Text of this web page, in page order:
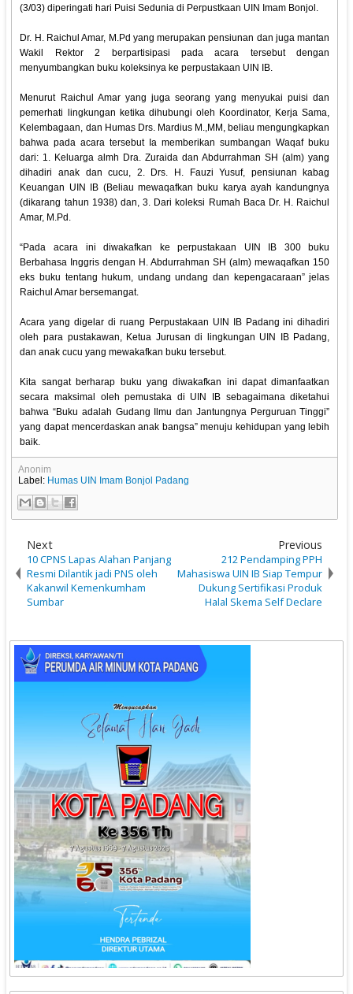
(3/03) diperingati hari Puisi Sedunia di Perpustkaan UIN Imam Bonjol.
Dr. H. Raichul Amar, M.Pd yang merupakan pensiunan dan juga mantan
Wakil Rektor 2 berpartisipasi pada acara tersebut dengan
menyumbangkan buku koleksinya ke perpustakaan UIN IB.
Menurut Raichul Amar yang juga seorang yang menyukai puisi dan
pemerhati lingkungan ketika dihubungi oleh Koordinator, Kerja Sama,
Kelembagaan, dan Humas Drs. Mardius M.,MM, beliau mengungkapkan
bahwa pada acara tersebut Ia memberikan sumbangan Waqaf buku
dari: 1. Keluarga almh Dra. Zuraida dan Abdurrahman SH (alm) yang
dihadiri anak dan cucu, 2. Drs. H. Fauzi Yusuf, pensiunan kabag
Keuangan UIN IB (Beliau mewaqafkan buku karya ayah kandungnya
(dikarang tahun 1938) dan, 3. Dari koleksi Rumah Baca Dr. H. Raichul
Amar, M.Pd.
“Pada acara ini diwakafkan ke perpustakaan UIN IB 300 buku
Berbahasa Inggris dengan H. Abdurrahman SH (alm) mewaqafkan 150
eks buku tentang hukum, undang undang dan kepengacaraan” jelas
Raichul Amar bersemangat.
Acara yang digelar di ruang Perpustakaan UIN IB Padang ini dihadiri
oleh para pustakawan, Ketua Jurusan di lingkungan UIN IB Padang,
dan anak cucu yang mewakafkan buku tersebut.
Kita sangat berharap buku yang diwakafkan ini dapat dimanfaatkan
secara maksimal oleh pemustaka di UIN IB sebagaimana diketahui
bahwa “Buku adalah Gudang Ilmu dan Jantungnya Perguruan Tinggi”
yang dapat mencerdaskan anak bangsa” menuju kehidupan yang lebih
baik.
Anonim
Label: Humas UIN Imam Bonjol Padang
Next
10 CPNS Lapas Alahan Panjang
Resmi Dilantik jadi PNS oleh
Kakanwil Kemenkumham
Sumbar
Previous
212 Pendamping PPH
Mahasiswa UIN IB Siap Tempur
Dukung Sertifikasi Produk
Halal Skema Self Declare